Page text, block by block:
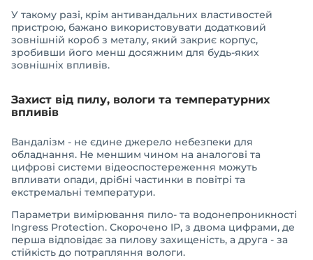
У такому разі, крім антивандальних властивостей
пристрою, бажано використовувати додатковий
зовнішній короб з металу, який закриє корпус,
зробивши його менш досяжним для будь-яких
зовнішніх впливів.
Захист від пилу, вологи та температурних
впливів
Вандалізм - не єдине джерело небезпеки для
обладнання. Не меншим чином на аналогові та
цифрові системи відеоспостереження можуть
впливати опади, дрібні частинки в повітрі та
екстремальні температури.
Параметри вимірювання пило- та водонепроникності
Ingress Protection. Скорочено IP, з двома цифрами, де
перша відповідає за пилову захищеність, а друга - за
стійкість до потрапляння вологи.